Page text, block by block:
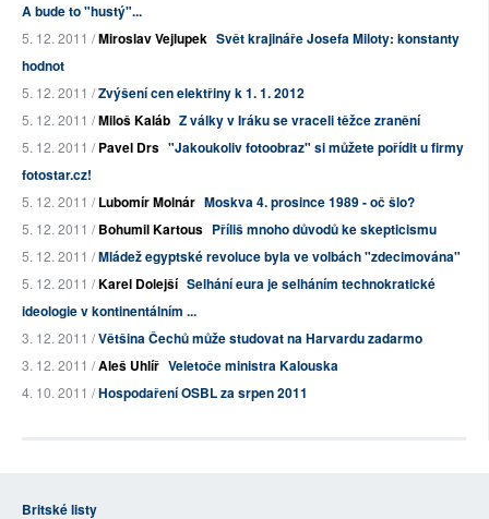
A bude to "hustý"...
5. 12. 2011 /Miroslav Vejlupek Svět krajináře Josefa Miloty: konstanty
hodnot
5. 12. 2011 /Zvýšení cen elektřiny k 1. 1. 2012
5. 12. 2011 /Miloš Kaláb Z války v Iráku se vraceli těžce zranění
5. 12. 2011 /Pavel Drs "Jakoukoliv fotoobraz" si můžete pořídit u firmy
fotostar.cz!
5. 12. 2011 /Lubomír Molnár Moskva 4. prosince 1989 - oč šlo?
5. 12. 2011 /Bohumil Kartous Příliš mnoho důvodů ke skepticismu
5. 12. 2011 /Mládež egyptské revoluce byla ve volbách "zdecimována"
5. 12. 2011 /Karel Dolejší Selhání eura je selháním technokratické
ideologie v kontinentálním ...
3. 12. 2011 /Většina Čechů může studovat na Harvardu zadarmo
3. 12. 2011 /Aleš Uhlíř Veletoče ministra Kalouska
4. 10. 2011 /Hospodaření OSBL za srpen 2011
Britské listy